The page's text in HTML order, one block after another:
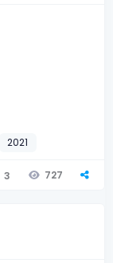
2021
3 727